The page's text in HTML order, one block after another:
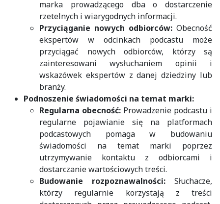
marka prowadzącego dba o dostarczenie
rzetelnych i wiarygodnych informacji.
Przyciąganie nowych odbiorców: Obecność
ekspertów w odcinkach podcastu może
przyciągać nowych odbiorców, którzy są
zainteresowani wysłuchaniem opinii i
wskazówek ekspertów z danej dziedziny lub
branży.
Podnoszenie świadomości na temat marki:
Regularna obecność: Prowadzenie podcastu i
regularne pojawianie się na platformach
podcastowych pomaga w budowaniu
świadomości na temat marki poprzez
utrzymywanie kontaktu z odbiorcami i
dostarczanie wartościowych treści.
Budowanie rozpoznawalności: Słuchacze,
którzy regularnie korzystają z treści